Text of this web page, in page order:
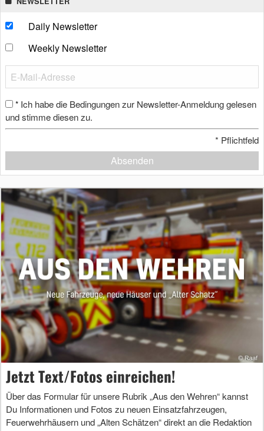
Daily Newsletter
Weekly Newsletter
* Ich habe die Bedingungen zur Newsletter-Anmeldung gelesen
und stimme diesen zu.
* Pflichtfeld
Absenden
Jetzt Text/Fotos einreichen!
Über das Formular für unsere Rubrik „Aus den Wehren“ kannst
Du Informationen und Fotos zu neuen Einsatzfahrzeugen,
Feuerwehrhäusern und „Alten Schätzen“ direkt an die Redaktion